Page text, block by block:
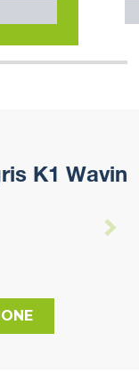
K1 Wavin